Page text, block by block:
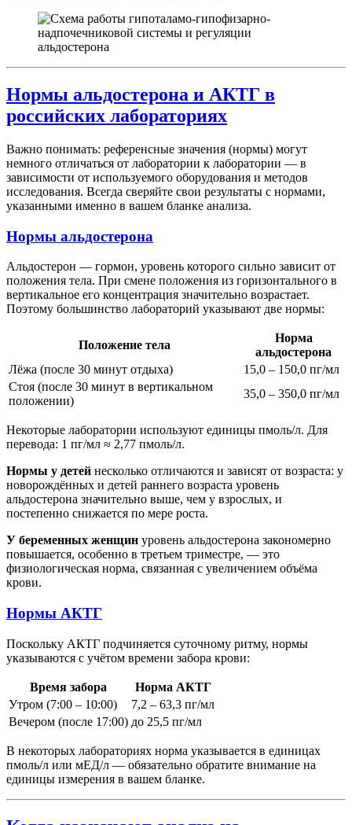
Нормы альдостерона и АКТГ в
российских лабораториях
Важно понимать: референсные значения (нормы) могут
немного отличаться от лаборатории к лаборатории — в
зависимости от используемого оборудования и методов
исследования. Всегда сверяйте свои результаты с нормами,
указанными именно в вашем бланке анализа.
Нормы альдостерона
Альдостерон — гормон, уровень которого сильно зависит от
положения тела. При смене положения из горизонтального в
вертикальное его концентрация значительно возрастает.
Поэтому большинство лабораторий указывают две нормы:
Положение тела
Норма
альдостерона
Лёжа (после 30 минут отдыха)
15,0 – 150,0 пг/мл
Стоя (после 30 минут в вертикальном
положении)
35,0 – 350,0 пг/мл
Некоторые лаборатории используют единицы пмоль/л. Для
перевода: 1 пг/мл ≈ 2,77 пмоль/л.
Нормы у детей несколько отличаются и зависят от возраста: у
новорождённых и детей раннего возраста уровень
альдостерона значительно выше, чем у взрослых, и
постепенно снижается по мере роста.
У беременных женщин уровень альдостерона закономерно
повышается, особенно в третьем триместре, — это
физиологическая норма, связанная с увеличением объёма
крови.
Нормы АКТГ
Поскольку АКТГ подчиняется суточному ритму, нормы
указываются с учётом времени забора крови:
Время забора
Норма АКТГ
Утром (7:00 – 10:00)
7,2 – 63,3 пг/мл
Вечером (после 17:00) до 25,5 пг/мл
В некоторых лабораториях норма указывается в единицах
пмоль/л или мЕД/л — обязательно обратите внимание на
единицы измерения в вашем бланке.